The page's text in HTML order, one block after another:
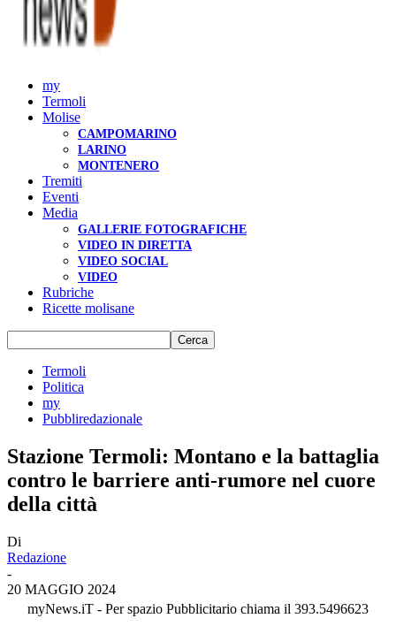
my
Termoli
Molise
CAMPOMARINO
LARINO
MONTENERO
Tremiti
Eventi
Media
GALLERIE FOTOGRAFICHE
VIDEO IN DIRETTA
VIDEO SOCIAL
VIDEO
Rubriche
Ricette molisane
Termoli
Politica
my
Pubbliredazionale
Stazione Termoli: Montano e la battaglia
contro le barriere anti-rumore nel cuore
della città
Di
Redazione
-
20 MAGGIO 2024
myNews.iT - Per spazio Pubblicitario chiama il 393.5496623